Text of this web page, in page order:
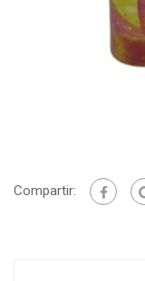
Compartir: